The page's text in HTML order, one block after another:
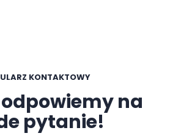
KONTAKTOWY
na
pytanie!